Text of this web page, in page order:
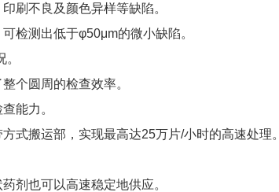
刷不良及颜色异样等缺陷。
检测出低于φ50μm的微小缺陷。
个圆周的检查效率。
能力。
式搬运部，实现最高达25万片/小时的高速处理。
剂也可以高速稳定地供应。